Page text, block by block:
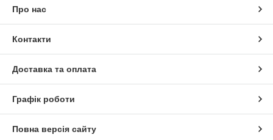
Про нас
Контакти
Доставка та оплата
Графік роботи
Повна версія сайту